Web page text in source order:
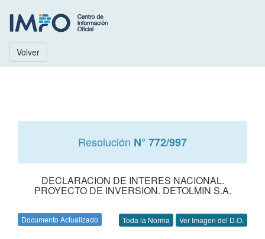
Volver
Resolución N° 772/997
DECLARACION DE INTERES NACIONAL.
PROYECTO DE INVERSION. DETOLMIN S.A.
Documento Actualizado Toda la Norma Ver Imagen del D.O.